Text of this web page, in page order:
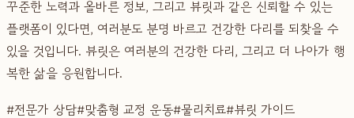
꾸준한 노력과 올바른 정보, 그리고 뷰릿과 같은 신뢰할 수 있는
플랫폼이 있다면, 여러분도 분명 바르고 건강한 다리를 되찾을 수
있을 것입니다. 뷰릿은 여러분의 건강한 다리, 그리고 더 나아가 행
복한 삶을 응원합니다.
#전문가 상담#맞춤형 교정 운동#물리치료#뷰릿 가이드